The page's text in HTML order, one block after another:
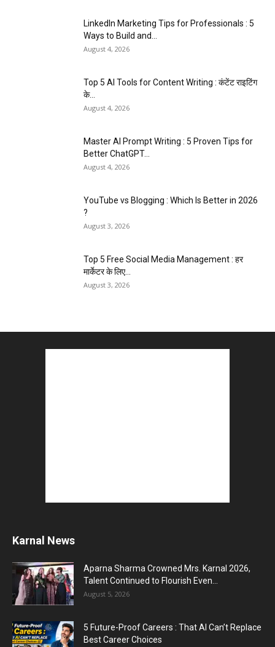
LinkedIn Marketing Tips for Professionals : 5
Ways to Build and...
August 4, 2026
Top 5 AI Tools for Content Writing : कंटेंट राइटिंग
के...
August 4, 2026
Master AI Prompt Writing : 5 Proven Tips for
Better ChatGPT...
August 4, 2026
YouTube vs Blogging : Which Is Better in 2026
?
August 3, 2026
Top 5 Free Social Media Management : हर
मार्केटर के लिए...
August 3, 2026
Karnal News
Aparna Sharma Crowned Mrs. Karnal 2026,
Talent Continued to Flourish Even...
August 5, 2026
5 Future-Proof Careers : That AI Can’t Replace
Best Career Choices